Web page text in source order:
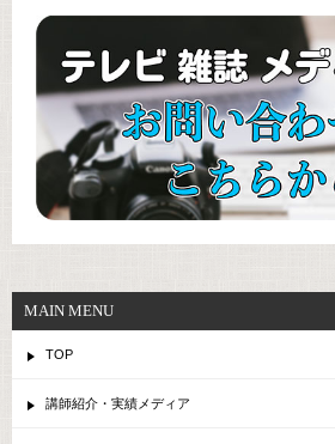
MAIN MENU
TOP
講師紹介・実績メディア